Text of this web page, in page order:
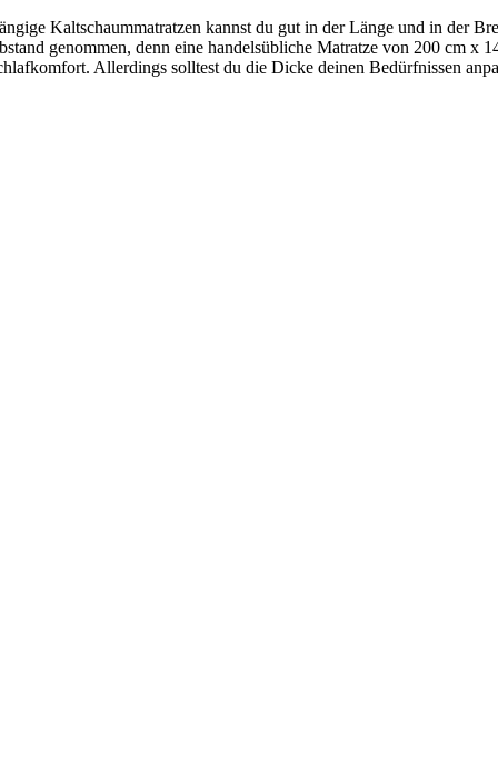
Kaltschaummatratzen kannst du gut in der Länge und in der
genommen, denn eine handelsübliche Matratze von 200 cm x
Allerdings solltest du die Dicke deinen Bedürfnissen